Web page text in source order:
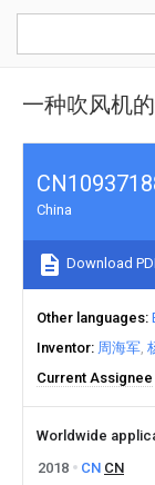
一种吹风机
China
Download
Other languages
Inventor 周海军
Current Assignee
Worldwide
2018
CN CN